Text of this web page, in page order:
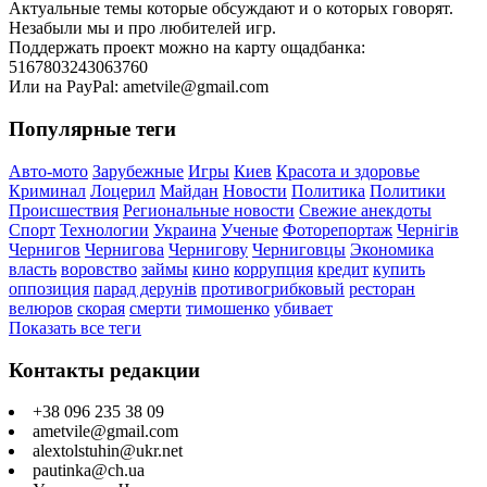
Актуальные темы которые обсуждают и о которых говорят.
Незабыли мы и про любителей игр.
Поддержать проект можно на карту ощадбанка:
5167803243063760
Или на PayPal: ametvile@gmail.com
Популярные теги
Авто-мото Зарубежные Игры Киев Красота и здоровье
Криминал Лоцерил Майдан Новости Политика Политики
Происшествия Региональные новости Свежие анекдоты
Спорт Технологии Украина Ученые Фоторепортаж Чернігів
Чернигов Чернигова Чернигову Черниговцы Экономика
власть воровство займы кино коррупция кредит купить
оппозиция парад дерунів противогрибковый ресторан
велюров скорая смерти тимошенко убивает
Показать все теги
Контакты редакции
+38 096 235 38 09
ametvile@gmail.com
alextolstuhin@ukr.net
pautinka@ch.ua